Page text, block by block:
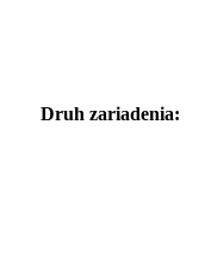
Druh zariadenia: